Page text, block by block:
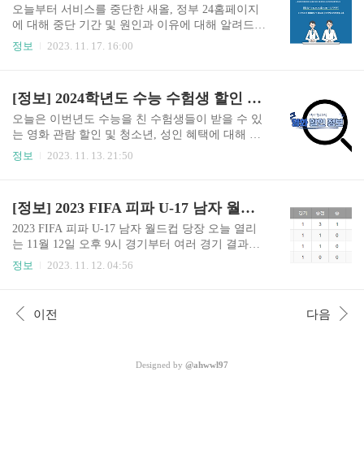
외과에서 검사를 했고, E3,E4 라는 유전자가 있다
면 알츠하이머의 가능성이 있는데 기억력 검사를
하니 보통 50대는 70점 이상이 나오는데 0.5점, 0.2
4이 나와서 기억을 잘못하는구나를 깨닫고 알츠하
인의 삶이 좋아지면 도미노처럼 몰려왔다고 합니
다. ● 알츠하이머 치매를 일..
오늘부터 서비스를 중단한 새올, 정부 24홈페이지
에 대해 중단 기간 및 원인과 이유에 대해 알려드리
겠습니다. ● 정부 24 홈페이지 서비스 중단 기간 - 2
PK 인증서를 관리하는 소프트웨어 시스템의 업데
이트 작업중 오류로 서비스를 일시중단 한다고 밝
혔습니다. 업데이트전의 소프트웨어로 복구하거나
다른 방안을 찾는 중이라고 합니다. 국가정보자원
관리원 ※ 소프트웨어 : 컴퓨터 프로그램 및 그와
되는 다양한 형태의 응용 프로그램으로 나눈다. ※
업데이트 : 기존..
정보 2023. 11. 17. 16:00
[정보] 2024학년도 수능 수험생 할인 및 혜택 영화 총정리
오늘은 이번년도 수능을 친 수험생들이 받을 수 있
는 영화 관람 할인 및 청소년, 성인 혜택에 대해 알
려드리겠습니다. ● 영화 수험생 할인 및 혜택 1. 메
로 영화 예매하면 오리지널팝콘 R 사이즈 교환권
이 쿠폰함으로 자동 발급됩니다.(선착순 5,000명)
쿠폰 받기 해당 쿠폰으로 영화 관람하면 이벤트 페
이지 맨 아래에 투표를 하면 이벤트에 자동으로 응
모가 됩니다. 이벤트 페이지 - 코닥 포토 프린터기
비패스 (5명) - 휘닉스 호텔 & 리조트 상품권 20만
원 (1명) 2. C..
정보 2023. 11. 13. 21:50
[정보] 2023 FIFA 피파 U-17 남자 월드컵 2차 예선 일정 및 중계보기, 결과
2023 FIFA 피파 U-17 남자 월드컵 당장 오늘 열리
는 11월 12일 오후 9시 경기부터 여러 경기 결과와
중계보기까지 바로 알려드리겠습니다. ● 우리나라
9시 프랑스 vs 대한민국 - 2023년11월 16일 (목) 오
후 8시 대한민국 vs 싱가포르 5 : 0 대한민국 승리 -
실시간 중계 보기 ※ 편하신 곳에 들어가셔서 보시
정보 2023. 11. 12. 04:56
이전 다음
Designed by @ahwwl97